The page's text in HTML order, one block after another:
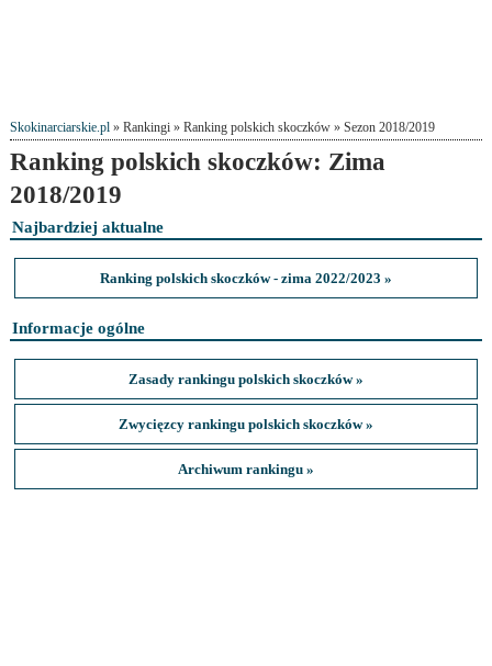
Skokinarciarskie.pl» Rankingi » Ranking polskich skoczków » Sezon 2018/2019
Ranking polskich skoczków: Zima
2018/2019
Najbardziej aktualne
Ranking polskich skoczków - zima 2022/2023 »
Informacje ogólne
Zasady rankingu polskich skoczków »
Zwycięzcy rankingu polskich skoczków »
Archiwum rankingu »